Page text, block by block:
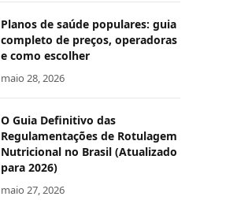
Planos de saúde populares: guia
completo de preços, operadoras
e como escolher
maio 28, 2026
O Guia Definitivo das
Regulamentações de Rotulagem
Nutricional no Brasil (Atualizado
para 2026)
maio 27, 2026